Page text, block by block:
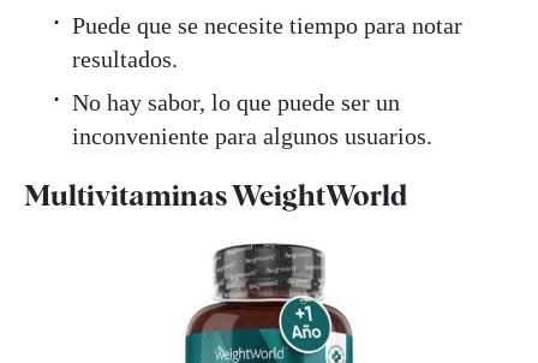
Puede que se necesite tiempo para notar
resultados.
No hay sabor, lo que puede ser un
inconveniente para algunos usuarios.
Multivitaminas WeightWorld